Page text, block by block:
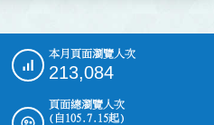
本月頁面瀏覽人次
213,084
頁面總瀏覽人次
(自105.7.15起)